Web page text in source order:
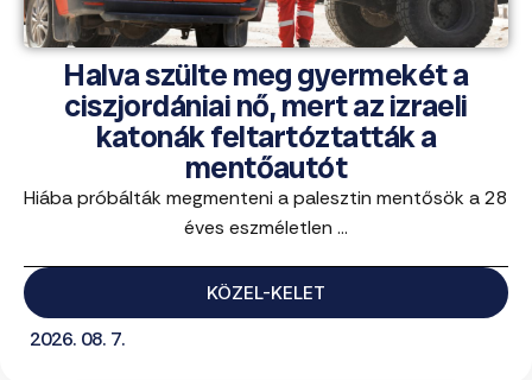
Halva szülte meg gyermekét a
ciszjordániai nő, mert az izraeli
katonák feltartóztatták a
mentőautót
Hiába próbálták megmenteni a palesztin mentősök a 28
éves eszméletlen ...
KÖZEL-KELET
2026. 08. 7.